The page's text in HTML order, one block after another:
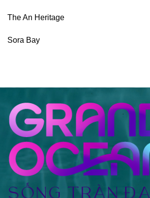
The An Heritage
Sora Bay